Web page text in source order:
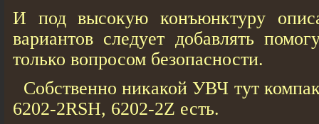
И под высокую конъюнктуру
вариантов следует добавлять
только вопросом безопасности.
Собственно никакой УВЧ тут
6202-2RSH, 6202-2Z есть.